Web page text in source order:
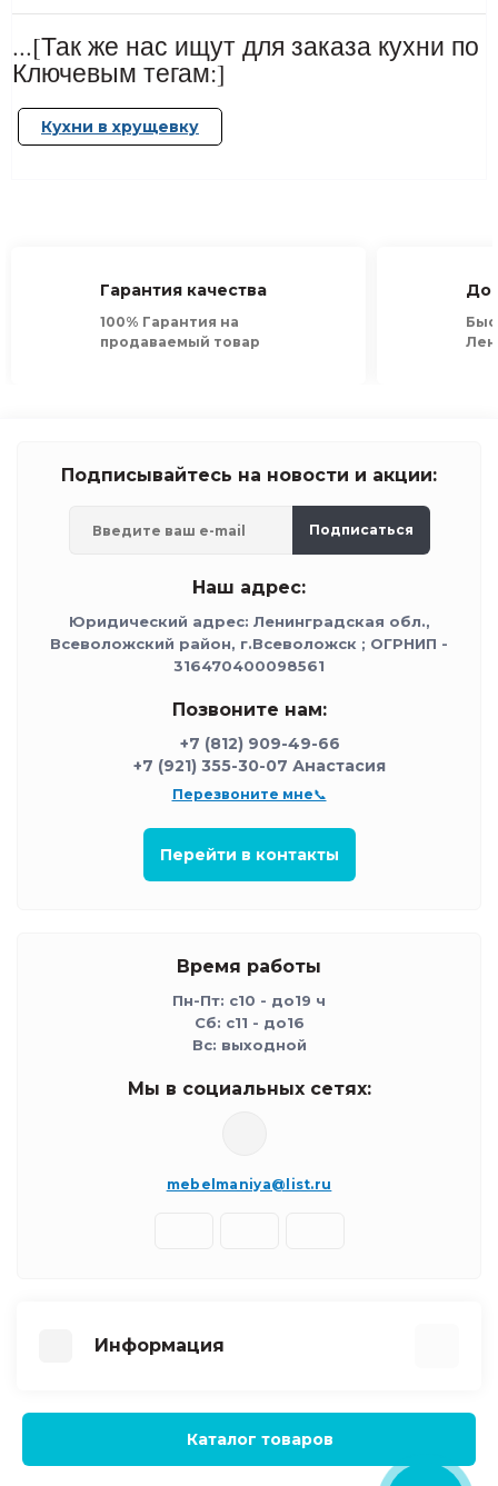
...[Так же нас ищут для заказа кухни по
Ключевым тегам:]
Кухни в хрущевку
Гарантия качества
100% Гарантия на
продаваемый товар
Подписывайтесь на новости и акции:
Подписаться
Наш адрес:
Юридический адрес: Ленинградская обл.,
Всеволожский район, г.Всеволожск ; ОГРНИП -
316470400098561
Позвоните нам:
+7 (812) 909-49-66
+7 (921) 355-30-07 Анастасия
Перезвоните мне📞
Перейти в контакты
Время работы
Пн-Пт: с10 - до19 ч
Сб: с11 - до16
Вс: выходной
Мы в социальных сетях:
mebelmaniya@list.ru
Информация
FAQ Вопрос - ответ
Как сделать заказ
Каталог товаров